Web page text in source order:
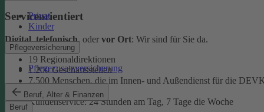
Privat
Kinder
Pflegeversicherung
Pflegezusatzversicherung
Beruf, Alter & Finanzen
Beruf
Serviceorientiert
Digital,telefonisch, oder vor Ort: Wir sind für Sie da.
19 Regionaldirektionen
1.200 Geschäftsstellen
7.500 Menschen, die im Innen- und Außendienst für die
arbeiten
Kundenservice: 24 Stunden am Tag, 7 Tage die Woche